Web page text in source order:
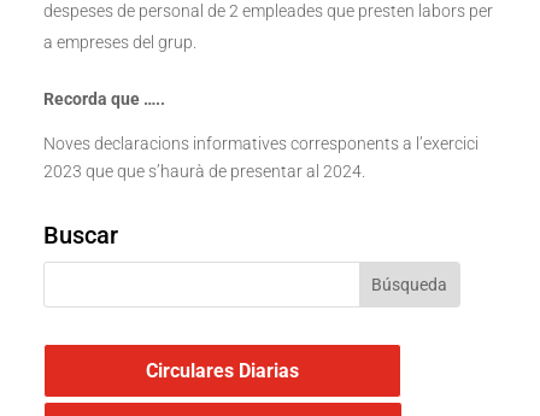
despeses de personal de 2 empleades que presten labors per
a empreses del grup.
Recorda que …..
Noves declaracions informatives corresponents a l’exercici
2023 que que s’haurà de presentar al 2024.
Buscar
Circulares Diarias